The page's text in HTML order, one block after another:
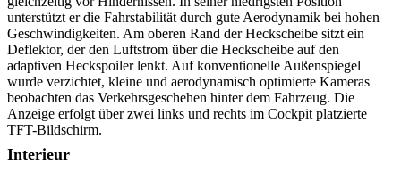
unterstützt er die Fahrstabilität durch gute Aerodynamik bei hohen
Geschwindigkeiten. Am oberen Rand der Heckscheibe sitzt ein
Deflektor, der den Luftstrom über die Heckscheibe auf den
adaptiven Heckspoiler lenkt. Auf konventionelle Außenspiegel
wurde verzichtet, kleine und aerodynamisch optimierte Kameras
beobachten das Verkehrsgeschehen hinter dem Fahrzeug. Die
Anzeige erfolgt über zwei links und rechts im Cockpit platzierte
TFT-Bildschirm.
Interieur